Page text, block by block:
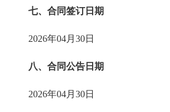
七、合同签订日期
2026年04月30日
八、合同公告日期
2026年04月30日